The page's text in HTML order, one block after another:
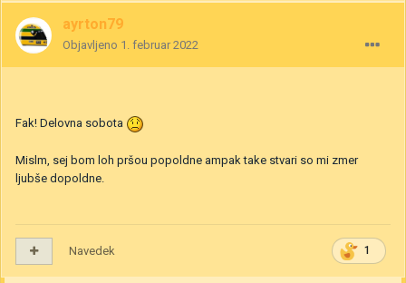
ayrton79
Objavljeno 1. februar 2022
Fak! Delovna sobota
Mislm, sej bom loh pršou popoldne ampak take stvari so mi zmer
ljubše dopoldne.
1
Navedek